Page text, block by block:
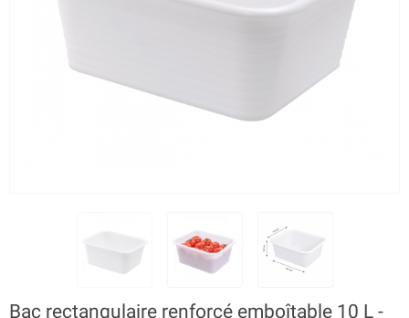
Bac rectangulaire renforcé emboîtable 10 L -